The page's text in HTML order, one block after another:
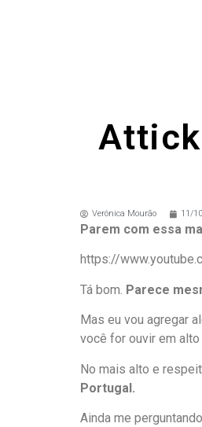
Verônica Mourão 11/
Parem com essa
https://
Tá bom. Parece
Mas eu vou agregar
você for ouvir em
No mais alto e
Portugal.
Ainda me